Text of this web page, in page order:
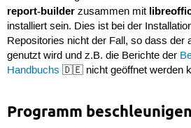
report-builderzusammen mit
installiert sein. Dies ist bei der
Repositories nicht der Fall, so dass der
genutzt wird und z.B. die Berichte der
Handbuchs 🇩🇪 nicht geöffnet werden
Programm beschleunigen